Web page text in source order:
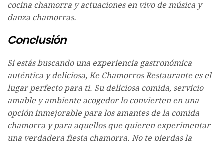
cocina chamorra y actuaciones en vivo de música y
danza chamorras.
Conclusión
Si estás buscando una experiencia gastronómica
auténtica y deliciosa, Ke Chamorros Restaurante es el
lugar perfecto para ti. Su deliciosa comida, servicio
amable y ambiente acogedor lo convierten en una
opción inmejorable para los amantes de la comida
chamorra y para aquellos que quieren experimentar
una verdadera fiesta chamorra. No te pierdas la